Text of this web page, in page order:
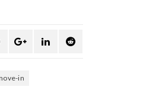
in